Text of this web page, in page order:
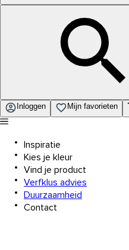
Inloggen Mijn favorieten
Inspiratie
Kies je kleur
Vind je product
Verfklus advies
Duurzaamheid
Contact